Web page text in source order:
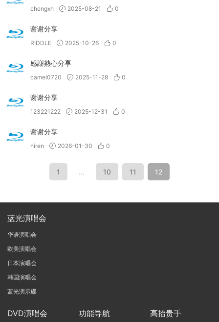
chengxh 2025-08-21 0
谢谢分享
RIDDLE 2025-10-26 0
感謝熱心分享
camel0720 2025-11-28 0
谢谢分享
123221222 2025-12-31 0
谢谢分享
niren 2026-01-30 0
1 … 10 11 12
蓝光演唱会
华语演唱会
欧美演唱会
日本演唱会
韩国演唱会
蓝光演示碟
DVD演唱会 功能导航 高抬贵手